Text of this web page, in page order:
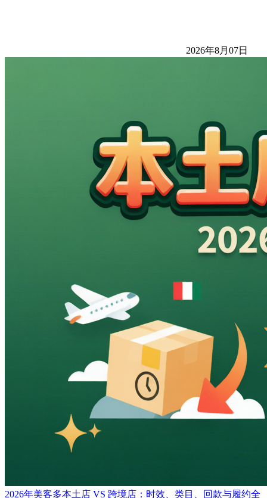
2026年8月07日
2026年美客多本土店 VS 跨境店：时效、类目、回款与履约全